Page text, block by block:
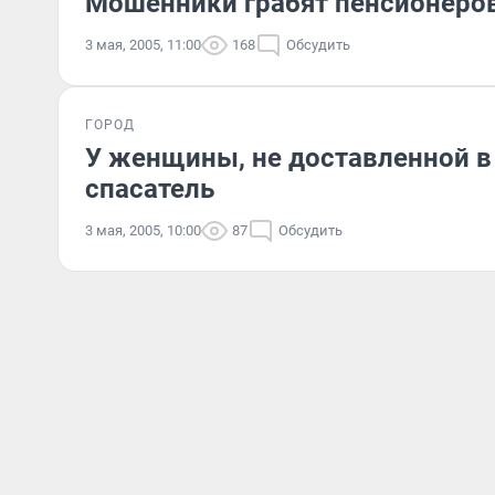
3 мая, 2005, 11:00 168 Обсудить
ГОРОД
У женщины, не доставленной
спасатель
3 мая, 2005, 10:00 87 Обсудить